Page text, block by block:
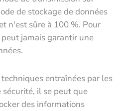
de stockage de données
n'est sûre à 100 %. Pour
jamais garantir une
entraînées par les
il se peut que
des informations